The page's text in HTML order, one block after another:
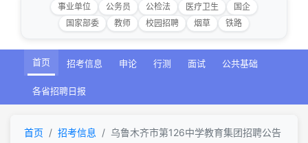
事业单位 公务员 公检法 医疗卫生
国企
国家部委
教师 校园招聘 烟草 铁路
首页 招考信息 申论 行测 面试 公共基础
各省招聘日报
首页 招考信息 乌鲁木齐市第126中学教育集团招聘公告